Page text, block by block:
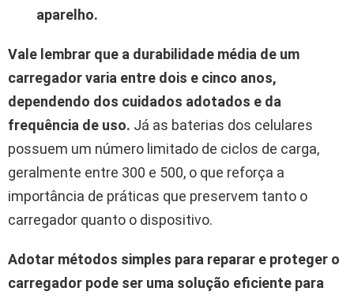
aparelho.
Vale lembrar que a durabilidade média de um
carregador varia entre dois e cinco anos,
dependendo dos cuidados adotados e da
frequência de uso. Já as baterias dos celulares
possuem um número limitado de ciclos de carga,
geralmente entre 300 e 500, o que reforça a
importância de práticas que preservem tanto o
carregador quanto o dispositivo.
Adotar métodos simples para reparar e proteger o
carregador pode ser uma solução eficiente para